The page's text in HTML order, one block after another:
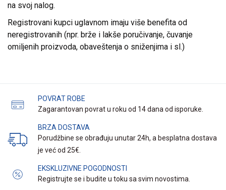
na svoj nalog.
Registrovani kupci uglavnom imaju više benefita od
neregistrovanih (npr. brže i lakše poručivanje, čuvanje
omiljenih proizvoda, obaveštenja o sniženjima i sl.)
POVRAT ROBE
Zagarantovan povrat u roku od 14 dana od isporuke.
BRZA DOSTAVA
Porudžbine se obrađuju unutar 24h, a besplatna dostava
je već od 25€.
EKSKLUZIVNE POGODNOSTI
Registrujte se i budite u toku sa svim novostima.